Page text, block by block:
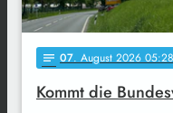
notes 07. August 2026 05:28
Kommt die